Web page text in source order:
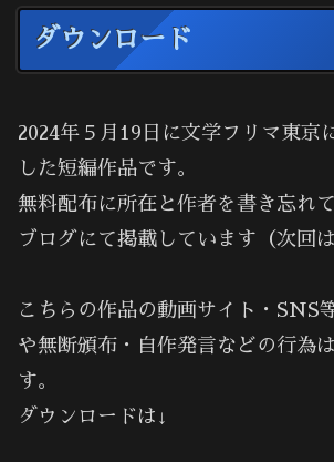
ダウンロード
2024年５月19日に文学フリマ東京
した短編作品です。
無料配布に所在と作者を書き忘れ
ブログにて掲載しています（次回
こちらの作品の動画サイト・SNS
や無断頒布・自作発言などの行為
す。
ダウンロードは↓